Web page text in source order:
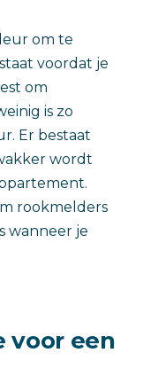
om te
voordat je
om
is zo
Er bestaat
wordt
rookmelders
wanneer je
voor een